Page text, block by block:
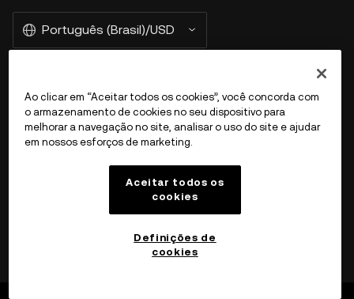
Português (Brasil)/USD
Mais sobre a OKX Web3
Produto
Ao clicar em “Aceitar todos os cookies”, você concorda com
o armazenamento de cookies no seu dispositivo para
melhorar a navegação no site, analisar o uso do site e ajudar
em nossos esforços de marketing.
Aceitar todos os
cookies
Definições de
cookies